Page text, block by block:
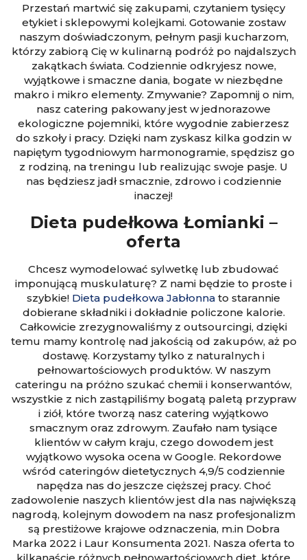
Przestań martwić się zakupami, czytaniem tysięcy
etykiet i sklepowymi kolejkami. Gotowanie zostaw
naszym doświadczonym, pełnym pasji kucharzom,
którzy zabiorą Cię w kulinarną podróż po najdalszych
zakątkach świata. Codziennie odkryjesz nowe,
wyjątkowe i smaczne dania, bogate w niezbędne
makro i mikro elementy. Zmywanie? Zapomnij o nim,
nasz catering pakowany jest w jednorazowe
ekologiczne pojemniki, które wygodnie zabierzesz
do szkoły i pracy. Dzięki nam zyskasz kilka godzin w
napiętym tygodniowym harmonogramie, spędzisz go
z rodziną, na treningu lub realizując swoje pasje. U
nas będziesz jadł smacznie, zdrowo i codziennie
inaczej!
Dieta pudełkowa Łomianki –
oferta
Chcesz wymodelować sylwetkę lub zbudować
imponującą muskulaturę? Z nami będzie to proste i
szybkie! Dieta pudełkowa Jabłonna to starannie
dobierane składniki i dokładnie policzone kalorie.
Całkowicie zrezygnowaliśmy z outsourcingi, dzięki
temu mamy kontrolę nad jakością od zakupów, aż po
dostawę. Korzystamy tylko z naturalnych i
pełnowartościowych produktów. W naszym
cateringu na próżno szukać chemii i konserwantów,
wszystkie z nich zastąpiliśmy bogatą paletą przypraw
i ziół, które tworzą nasz catering wyjątkowo
smacznym oraz zdrowym. Zaufało nam tysiące
klientów w całym kraju, czego dowodem jest
wyjątkowo wysoka ocena w Google. Rekordowe
wśród cateringów dietetycznych 4,9/5 codziennie
napędza nas do jeszcze cięższej pracy. Choć
zadowolenie naszych klientów jest dla nas największą
nagrodą, kolejnym dowodem na nasz profesjonalizm
są prestiżowe krajowe odznaczenia, m.in Dobra
Marka 2022 i Laur Konsumenta 2021. Nasza oferta to
kilkanaście różnych pełnowartościowych diet, które